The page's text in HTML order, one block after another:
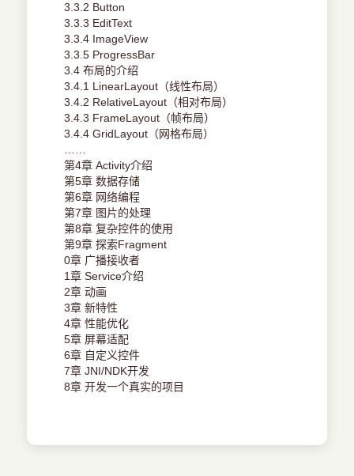
3.3.2 Button
3.3.3 EditText
3.3.4 ImageView
3.3.5 ProgressBar
3.4 布局的介绍
3.4.1 LinearLayout（线性布局）
3.4.2 RelativeLayout（相对布局）
3.4.3 FrameLayout（帧布局）
3.4.4 GridLayout（网格布局）
……
第4章 Activity介绍
第5章 数据存储
第6章 网络编程
第7章 图片的处理
第8章 复杂控件的使用
第9章 探索Fragment
0章 广播接收者
1章 Service介绍
2章 动画
3章 新特性
4章 性能优化
5章 屏幕适配
6章 自定义控件
7章 JNI/NDK开发
8章 开发一个真实的项目